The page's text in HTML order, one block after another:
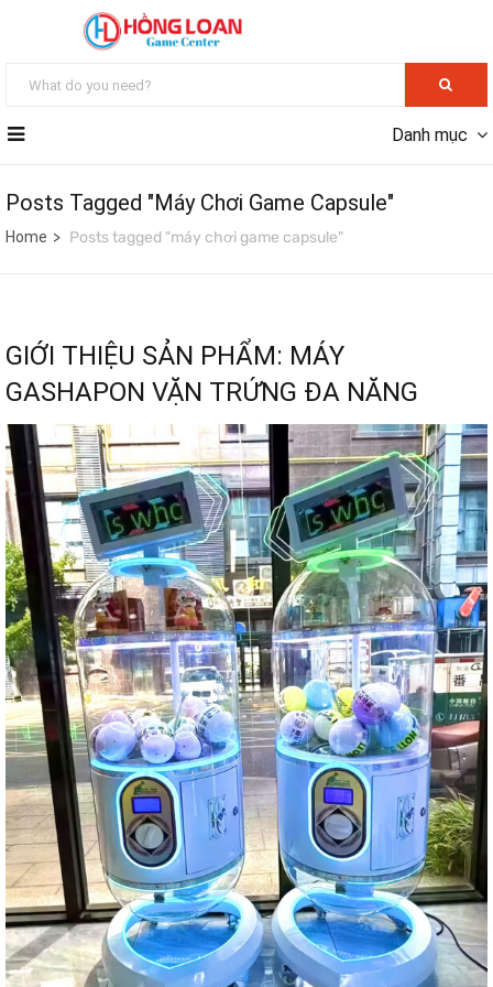
Danh mục
Posts Tagged "máy Chơi Game Capsule"
Home Posts tagged "máy chơi game capsule"
GIỚI THIỆU SẢN PHẨM: MÁY
GASHAPON VẶN TRỨNG ĐA NĂNG